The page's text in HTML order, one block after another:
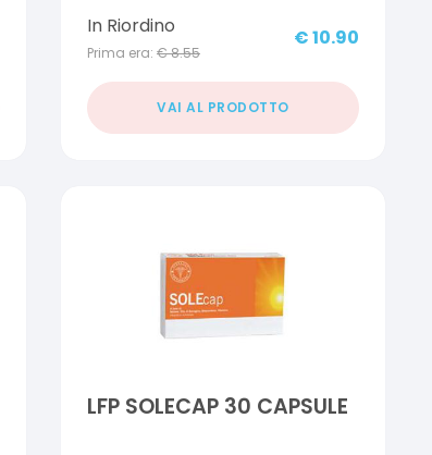
In Riordino
Prima era: €8.55
€10.90
VAI AL PRODOTTO
LFP SOLECAP 30 CAPSULE